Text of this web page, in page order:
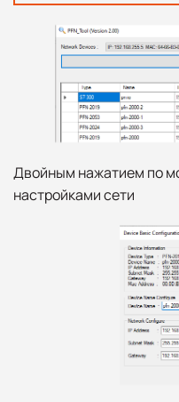
Двойным нажатием по
настройками сети